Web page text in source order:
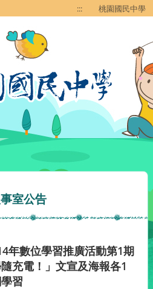
::: 桃園國民中學
室公告
年數位學習推廣活動第1期
充電！」文宣及海報各1
習